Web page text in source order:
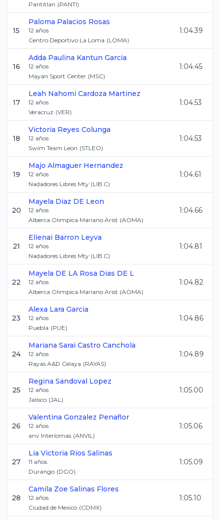
Pantitlan (PANTI)
15
Paloma Palacios Rosas
12 años
Centro Deportivo La Loma (LOMA)
1:04.39
16
Adda Paulina Kantun Garcia
12 años
Mayan Sport Center (MSC)
1:04.45
17
Leah Nahomi Cardoza Martinez
12 años
Veracruz (VER)
1:04.53
18
Victoria Reyes Colunga
12 años
Swim Team Leon (STLEO)
1:04.53
19
Majo Almaguer Hernandez
12 años
Nadadores Libres Mty (LIB.C)
1:04.61
20
Mayela Diaz DE Leon
12 años
Alberca Olimpica Mariano Arist (AOMA)
1:04.66
21
Elienai Barron Leyva
12 años
Nadadores Libres Mty (LIB.C)
1:04.81
22
Mayela DE LA Rosa Dias DE L
12 años
Alberca Olimpica Mariano Arist (AOMA)
1:04.82
23
Alexa Lara Garcia
12 años
Puebla (PUE)
1:04.86
24
Mariana Sarai Castro Canchola
12 años
Rayas A&D Celaya (RAYAS)
1:04.89
25
Regina Sandoval Lopez
12 años
Jalisco (JAL)
1:05.00
26
Valentina Gonzalez Penaflor
12 años
anv Interlomas (ANVIL)
1:05.06
27
Lia Victoria Rios Salinas
11 años
Durango (DGO)
1:05.09
28
Camila Zoe Salinas Flores
12 años
Ciudad de Mexico (CDMX)
1:05.10